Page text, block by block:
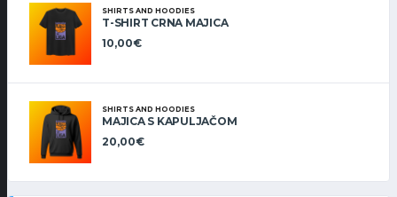
SHIRTS AND HOODIES
T-SHIRT CRNA MAJICA
10,00€
SHIRTS AND HOODIES
MAJICA S KAPULJAČOM
20,00€